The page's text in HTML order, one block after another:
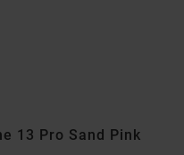
13 Pro Sand Pink